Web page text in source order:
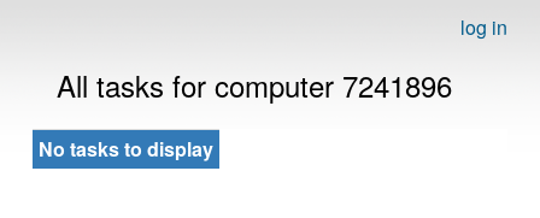
log in
All tasks for computer 7241896
No tasks to display